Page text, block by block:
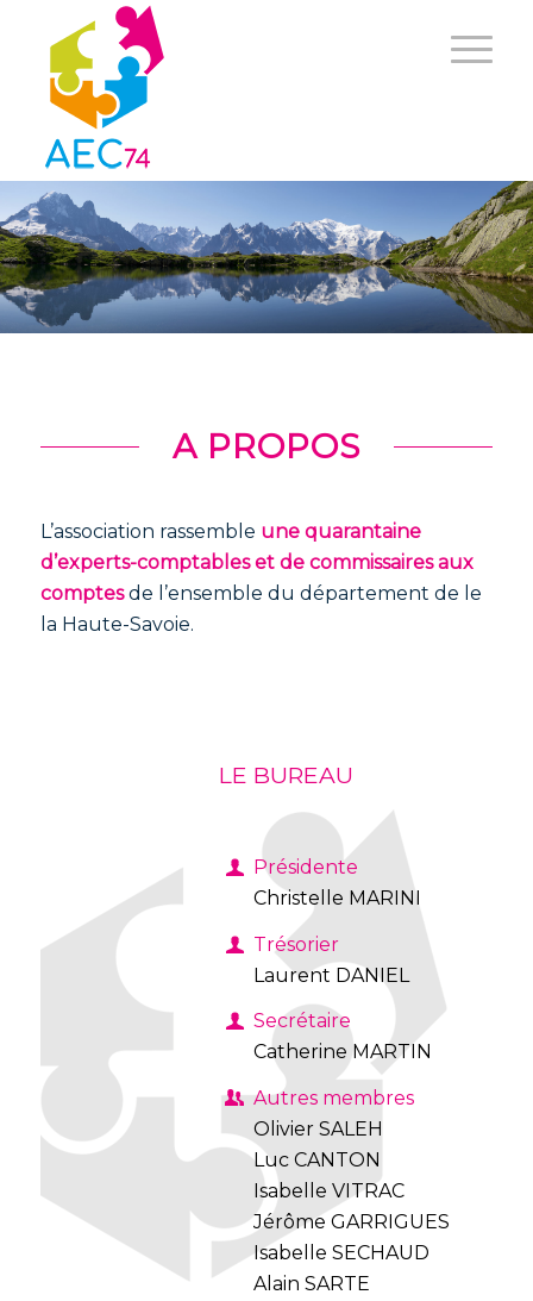
A PROPOS
L’association rassemble une quarantaine
d’experts-comptables et de commissaires aux
comptesde l’ensemble du département de le
la Haute-Savoie.
LE BUREAU
Présidente
Christelle MARINI
Trésorier
Laurent DANIEL
Secrétaire
Catherine MARTIN
Autres membres
Olivier SALEH
Luc CANTON
Isabelle VITRAC
Jérôme GARRIGUES
Isabelle SECHAUD
Alain SARTE